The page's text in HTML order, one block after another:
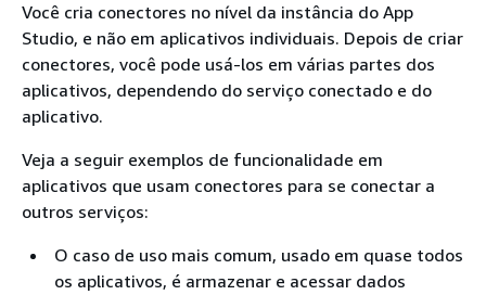
Você cria conectores no nível da instância do App
Studio, e não em aplicativos individuais. Depois de criar
conectores, você pode usá-los em várias partes dos
aplicativos, dependendo do serviço conectado e do
aplicativo.
Veja a seguir exemplos de funcionalidade em
aplicativos que usam conectores para se conectar a
outros serviços:
O caso de uso mais comum, usado em quase todos
os aplicativos, é armazenar e acessar dados